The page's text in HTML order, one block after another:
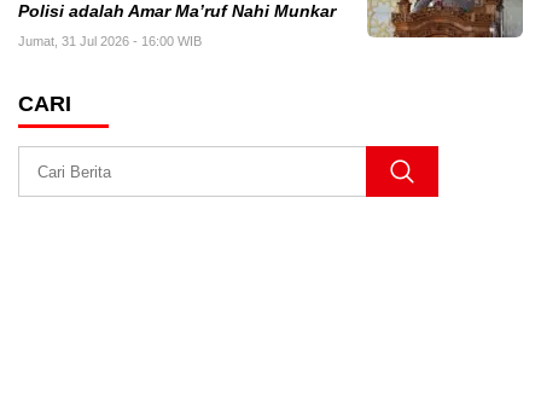
Polisi adalah Amar Ma’ruf Nahi Munkar
Jumat, 31 Jul 2026 - 16:00 WIB
CARI